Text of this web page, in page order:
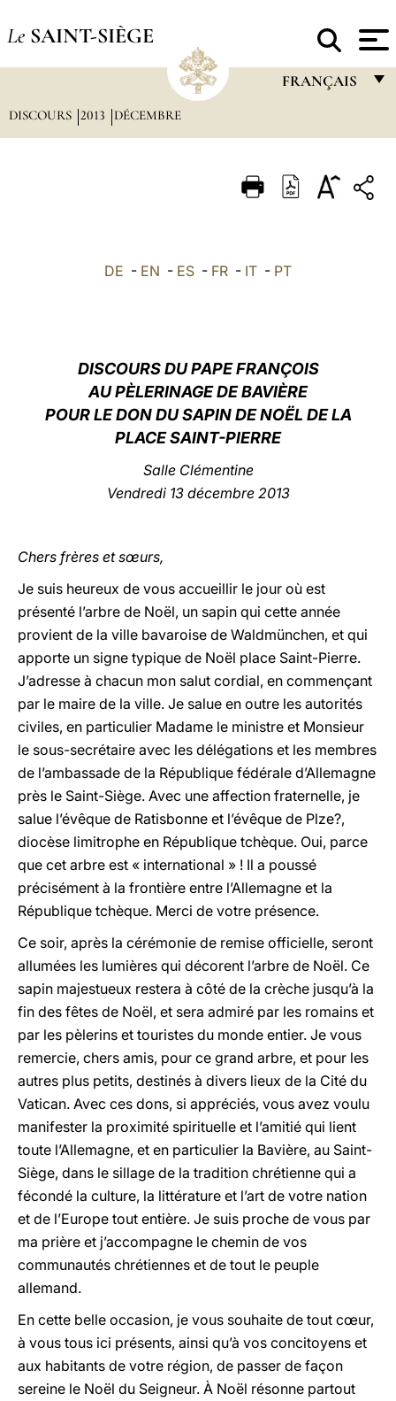
Le SAINT-SIÈGE
FRANÇAIS
ITALIANO
中文
LATINE
DISCOURS 2013 DÉCEMBRE
DE - EN - ES - FR - IT - PT
DISCOURS DU PAPE FRANÇOIS
AU PÈLERINAGE DE BAVIÈRE
POUR LE DON DU SAPIN DE NOËL DE LA
PLACE SAINT-PIERRE
Salle Clémentine
Vendredi 13 décembre 2013
Chers frères et sœurs,
Je suis heureux de vous accueillir le jour où est
présenté l’arbre de Noël, un sapin qui cette année
provient de la ville bavaroise de Waldmünchen, et qui
apporte un signe typique de Noël place Saint-Pierre.
J’adresse à chacun mon salut cordial, en commençant
par le maire de la ville. Je salue en outre les autorités
civiles, en particulier Madame le ministre et Monsieur
le sous-secrétaire avec les délégations et les membres
de l’ambassade de la République fédérale d’Allemagne
près le Saint-Siège. Avec une affection fraternelle, je
salue l’évêque de Ratisbonne et l’évêque de Plze?,
diocèse limitrophe en République tchèque. Oui, parce
que cet arbre est « international » ! Il a poussé
précisément à la frontière entre l’Allemagne et la
République tchèque. Merci de votre présence.
Ce soir, après la cérémonie de remise officielle, seront
allumées les lumières qui décorent l’arbre de Noël. Ce
sapin majestueux restera à côté de la crèche jusqu’à la
fin des fêtes de Noël, et sera admiré par les romains et
par les pèlerins et touristes du monde entier. Je vous
remercie, chers amis, pour ce grand arbre, et pour les
autres plus petits, destinés à divers lieux de la Cité du
Vatican. Avec ces dons, si appréciés, vous avez voulu
manifester la proximité spirituelle et l’amitié qui lient
toute l’Allemagne, et en particulier la Bavière, au Saint-
Siège, dans le sillage de la tradition chrétienne qui a
fécondé la culture, la littérature et l’art de votre nation
et de l’Europe tout entière. Je suis proche de vous par
ma prière et j’accompagne le chemin de vos
communautés chrétiennes et de tout le peuple
allemand.
En cette belle occasion, je vous souhaite de tout cœur,
à vous tous ici présents, ainsi qu’à vos concitoyens et
aux habitants de votre région, de passer de façon
sereine le Noël du Seigneur. À Noël résonne partout